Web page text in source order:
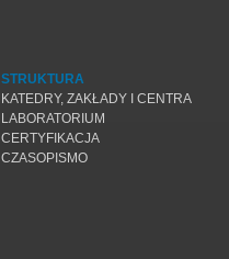
STRUKTURA
KATEDRY, ZAKŁADY I CENTRA
LABORATORIUM
CERTYFIKACJA
CZASOPISMO